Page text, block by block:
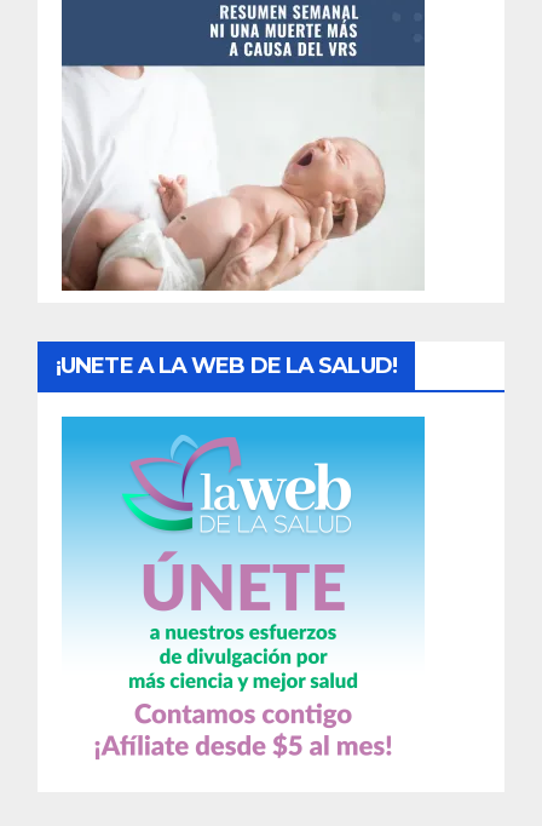
¡UNETE A LA WEB DE LA SALUD!